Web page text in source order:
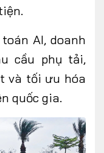
AI, doanh
cầu phụ tải,
và tối ưu hóa
quốc gia.